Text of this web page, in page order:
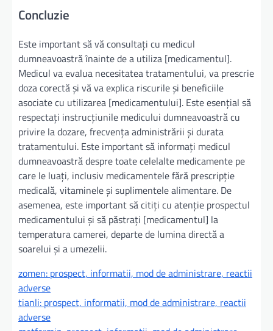
Concluzie
Este important să vă consultați cu medicul
dumneavoastră înainte de a utiliza [medicamentul].
Medicul va evalua necesitatea tratamentului, va prescrie
doza corectă și vă va explica riscurile și beneficiile
asociate cu utilizarea [medicamentului]. Este esențial să
respectați instrucțiunile medicului dumneavoastră cu
privire la dozare, frecvența administrării și durata
tratamentului. Este important să informați medicul
dumneavoastră despre toate celelalte medicamente pe
care le luați, inclusiv medicamentele fără prescripție
medicală, vitaminele și suplimentele alimentare. De
asemenea, este important să citiți cu atenție prospectul
medicamentului și să păstrați [medicamentul] la
temperatura camerei, departe de lumina directă a
soarelui și a umezelii.
zomen: prospect, informatii, mod de administrare, reactii
adverse
tianli: prospect, informatii, mod de administrare, reactii
adverse